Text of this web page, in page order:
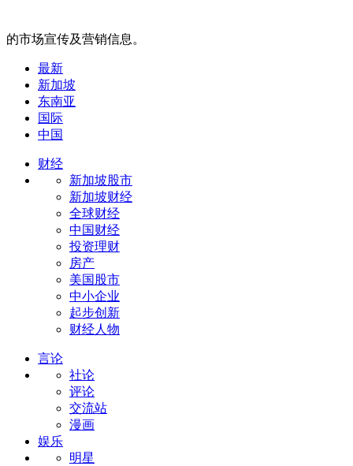
的市场宣传及营销信息。
最新
新加坡
东南亚
国际
中国
财经
新加坡股市
新加坡财经
全球财经
中国财经
投资理财
房产
美国股市
中小企业
起步创新
财经人物
言论
社论
评论
交流站
漫画
娱乐
明星